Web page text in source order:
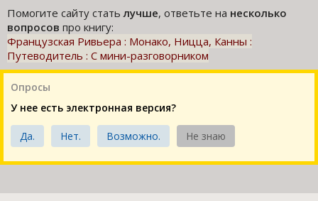
Помогите сайту статьлучше, ответьте на несколько
вопросов про книгу:
Французская Ривьера : Монако, Ницца, Канны :
Путеводитель : С мини-разговорником
Опросы
У нее есть электронная версия?
Да. Нет. Возможно. Не знаю